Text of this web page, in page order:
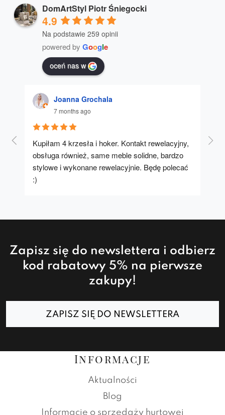
DomArtStyl Piotr Śniegocki
4.9
Na podstawie 259 opinii
powered by Google
oceń nas w
Joanna Grochala
7 months ago
Kupiłam 4 krzesła i hoker. Kontakt rewelacyjny,
obsługa również, same meble solidne, bardzo
stylowe i wykonane rewelacyjnie. Będę polecać
:)
A
Zapisz się do newslettera i odbierz
kod rabatowy 5% na pierwsze
zakupy!
ZAPISZ SIĘ DO NEWSLETTERA
Informacje
Aktualności
Blog
Informacje o sprzedaży hurtowej